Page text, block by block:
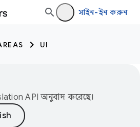
সাইন-ইন করুন
UI
API অনুবাদ করেছে।